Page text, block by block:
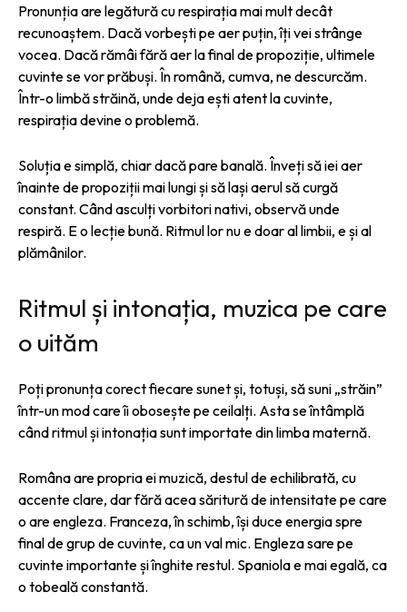
Pronunția are legătură cu respirația mai mult decât
recunoaștem. Dacă vorbești pe aer puțin, îți vei strânge
vocea. Dacă rămâi fără aer la final de propoziție, ultimele
cuvinte se vor prăbuși. În română, cumva, ne descurcăm.
Într-o limbă străină, unde deja ești atent la cuvinte,
respirația devine o problemă.
Soluția e simplă, chiar dacă pare banală. Înveți să iei aer
înainte de propoziții mai lungi și să lași aerul să curgă
constant. Când asculți vorbitori nativi, observă unde
respiră. E o lecție bună. Ritmul lor nu e doar al limbii, e și al
plămânilor.
Ritmul și intonația, muzica pe care
o uităm
Poți pronunța corect fiecare sunet și, totuși, să suni „străin”
într-un mod care îi obosește pe ceilalți. Asta se întâmplă
când ritmul și intonația sunt importate din limba maternă.
Româna are propria ei muzică, destul de echilibrată, cu
accente clare, dar fără acea săritură de intensitate pe care
o are engleza. Franceza, în schimb, își duce energia spre
final de grup de cuvinte, ca un val mic. Engleza sare pe
cuvinte importante și înghite restul. Spaniola e mai egală, ca
o tobeală constantă.